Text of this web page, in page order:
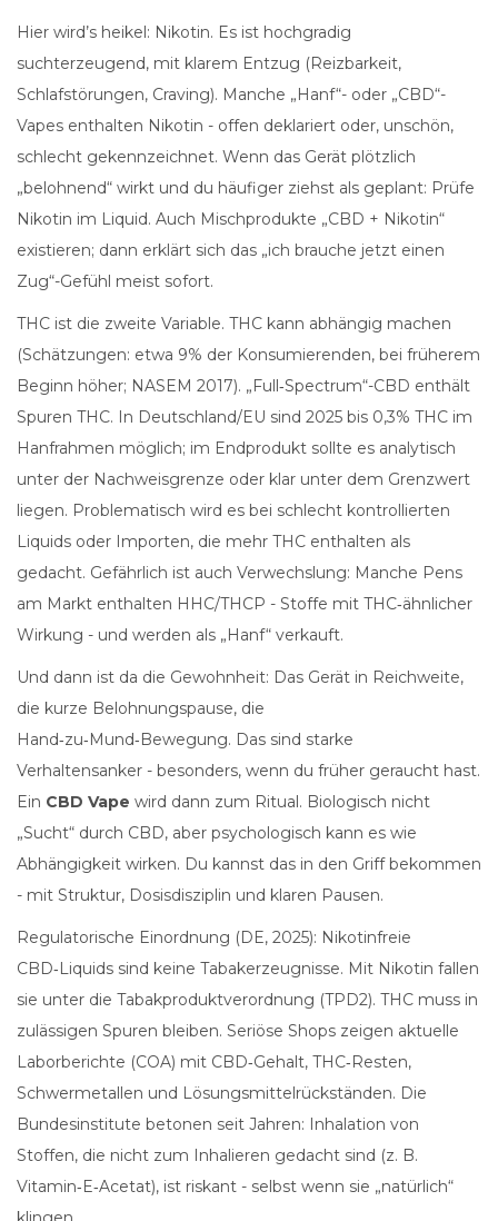
Hier wird’s heikel: Nikotin. Es ist hochgradig
suchterzeugend, mit klarem Entzug (Reizbarkeit,
Schlafstörungen, Craving). Manche „Hanf“- oder „CBD“-
Vapes enthalten Nikotin - offen deklariert oder, unschön,
schlecht gekennzeichnet. Wenn das Gerät plötzlich
„belohnend“ wirkt und du häufiger ziehst als geplant: Prüfe
Nikotin im Liquid. Auch Mischprodukte „CBD + Nikotin“
existieren; dann erklärt sich das „ich brauche jetzt einen
Zug“-Gefühl meist sofort.
THC ist die zweite Variable. THC kann abhängig machen
(Schätzungen: etwa 9% der Konsumierenden, bei früherem
Beginn höher; NASEM 2017). „Full‑Spectrum“-CBD enthält
Spuren THC. In Deutschland/EU sind 2025 bis 0,3% THC im
Hanfrahmen möglich; im Endprodukt sollte es analytisch
unter der Nachweisgrenze oder klar unter dem Grenzwert
liegen. Problematisch wird es bei schlecht kontrollierten
Liquids oder Importen, die mehr THC enthalten als
gedacht. Gefährlich ist auch Verwechslung: Manche Pens
am Markt enthalten HHC/THCP - Stoffe mit THC‑ähnlicher
Wirkung - und werden als „Hanf“ verkauft.
Und dann ist da die Gewohnheit: Das Gerät in Reichweite,
die kurze Belohnungspause, die
Hand‑zu‑Mund‑Bewegung. Das sind starke
Verhaltensanker - besonders, wenn du früher geraucht hast.
Ein CBD Vape wird dann zum Ritual. Biologisch nicht
„Sucht“ durch CBD, aber psychologisch kann es wie
Abhängigkeit wirken. Du kannst das in den Griff bekommen
- mit Struktur, Dosisdisziplin und klaren Pausen.
Regulatorische Einordnung (DE, 2025): Nikotinfreie
CBD‑Liquids sind keine Tabakerzeugnisse. Mit Nikotin fallen
sie unter die Tabakproduktverordnung (TPD2). THC muss in
zulässigen Spuren bleiben. Seriöse Shops zeigen aktuelle
Laborberichte (COA) mit CBD‑Gehalt, THC‑Resten,
Schwermetallen und Lösungsmittelrückständen. Die
Bundesinstitute betonen seit Jahren: Inhalation von
Stoffen, die nicht zum Inhalieren gedacht sind (z. B.
Vitamin‑E‑Acetat), ist riskant - selbst wenn sie „natürlich“